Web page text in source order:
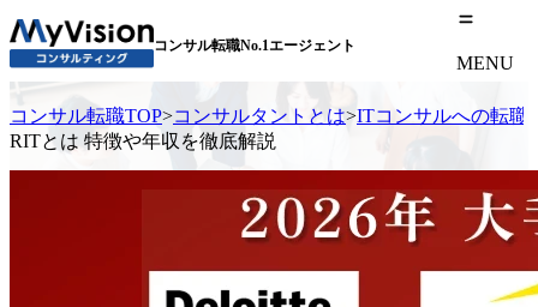
コンサル転職No.1エージェント
MENU
コンサル転職TOP>コンサルタントとは>ITコンサルへの転職
RITとは 特徴や年収を徹底解説